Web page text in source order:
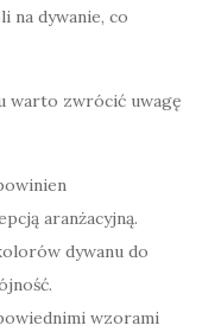
na dywanie, co
warto zwrócić uwagę
aranżacyjną.
dywanu do
wzorami